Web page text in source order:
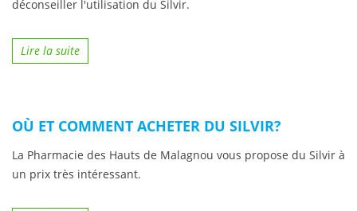
déconseiller l'utilisation du Silvir.
Lire la suite
OÙ ET COMMENT ACHETER DU SILVIR?
La Pharmacie des Hauts de Malagnou vous propose du Silvir à
un prix très intéressant.